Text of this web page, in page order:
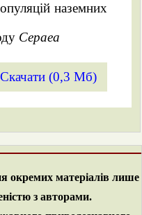
наземних
Cepaea
Скачати (0,3 Мб)
окремих матеріалів лише
з авторами.